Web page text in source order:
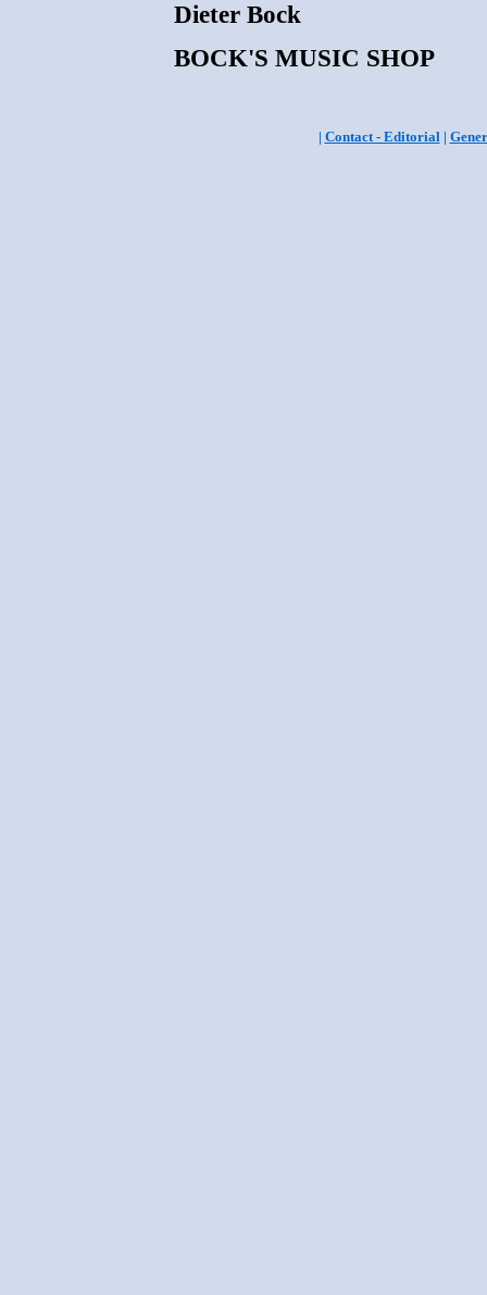
Dieter Bock
BOCK'S MUSIC SHOP
| Contact - Editorial|